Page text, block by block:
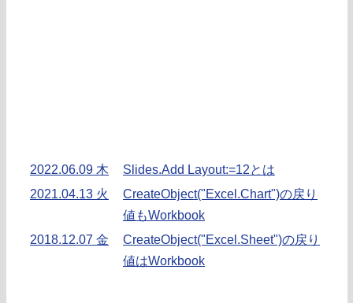
2022.06.09 木
Slides.Add Layout:=12とは
2021.04.13 火
CreateObject("Excel.Chart")の戻り
値もWorkbook
2018.12.07 金
CreateObject("Excel.Sheet")の戻り
値はWorkbook